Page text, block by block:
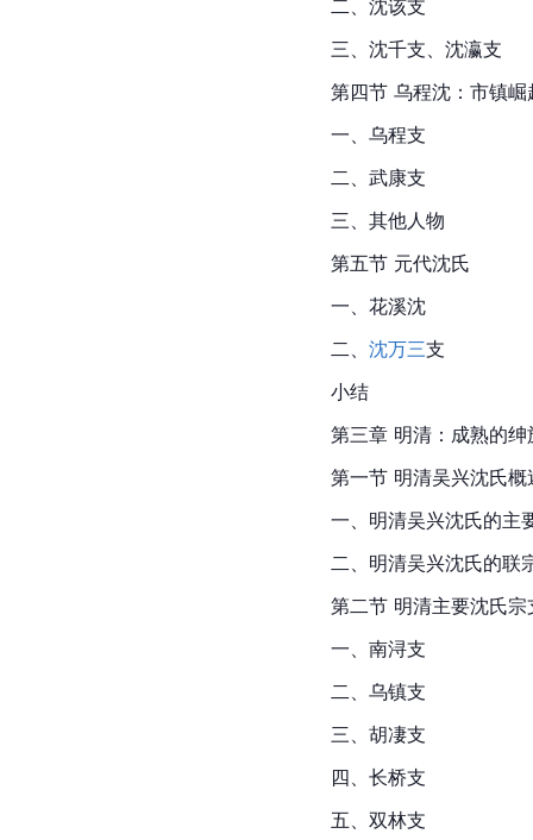
二、 沈该支
三、沈千支、沈瀛支
第四节 乌程沈：市镇
一、乌程支
二、武康支
三、其他人物
第五节 元代沈氏
一、花溪沈
二、 沈万三支
小结
第三章 明清：成熟的
第一节 明清吴兴沈氏概
一、明清吴兴沈氏的主
二、明清吴兴沈氏的联
第二节 明清主要沈氏宗
一、 南浔支
二、 乌镇支
三、胡凄支
四、长桥支
五、双林支